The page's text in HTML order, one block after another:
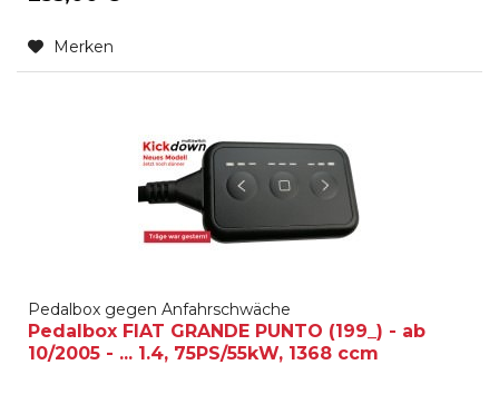
Merken
Pedalbox gegen Anfahrschwäche
Pedalbox FIAT GRANDE PUNTO (199_) - ab
10/2005 - ... 1.4, 75PS/55kW, 1368 ccm